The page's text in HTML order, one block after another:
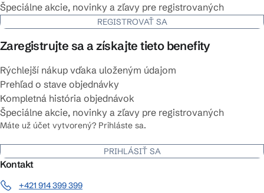
Špeciálne akcie, novinky a zľavy pre registrovaných
REGISTROVAŤ SA
Zaregistrujte sa a získajte tieto benefity
Rýchlejší nákup vďaka uloženým údajom
Prehľad o stave objednávky
Kompletná história objednávok
Špeciálne akcie, novinky a zľavy pre registrovaných
Máte už účet vytvorený? Prihláste sa.
PRIHLÁSIŤ SA
Kontakt
+421 914 399 399